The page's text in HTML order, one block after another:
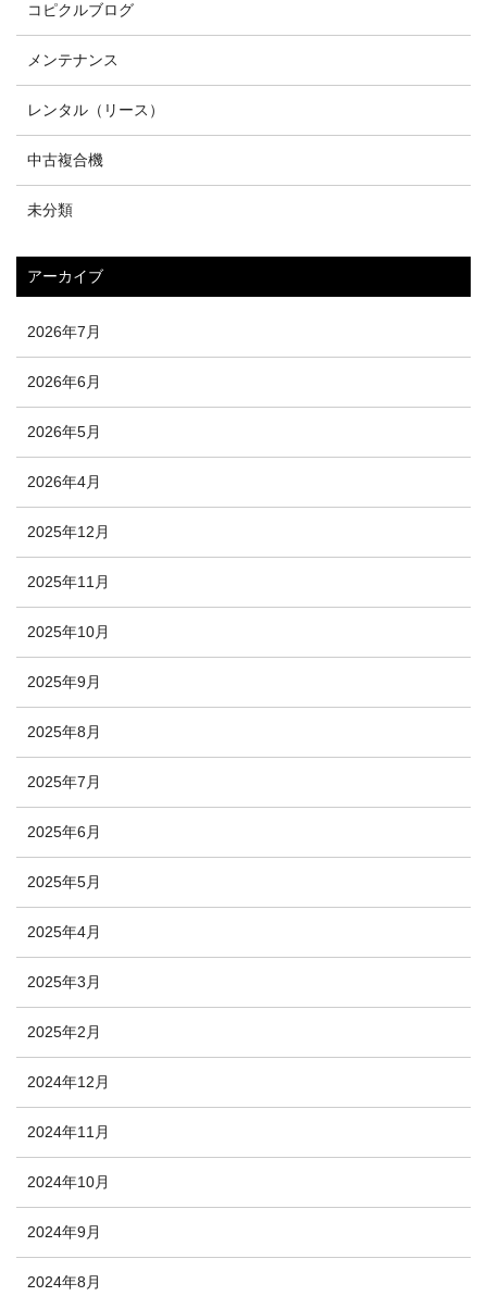
コピクルブログ
メンテナンス
レンタル（リース）
中古複合機
未分類
アーカイブ
2026年7月
2026年6月
2026年5月
2026年4月
2025年12月
2025年11月
2025年10月
2025年9月
2025年8月
2025年7月
2025年6月
2025年5月
2025年4月
2025年3月
2025年2月
2024年12月
2024年11月
2024年10月
2024年9月
2024年8月